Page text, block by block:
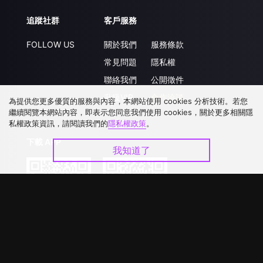
追蹤社群
FOLLOW US
客戶服務
關於我們
常見問題
聯絡我們
升級VIP
服務條款
隱私權
公開徵件
合作洽談
下載 APP
為提供您更多優質的服務與內容，本網站使用 cookies 分析技術。若您
繼續閱覽本網站內容，即表示您同意我們使用 cookies，關於更多相關隱
私權政策資訊，請閱讀我們的隱私權政策。
我知道了